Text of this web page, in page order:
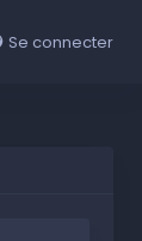
Se connecter